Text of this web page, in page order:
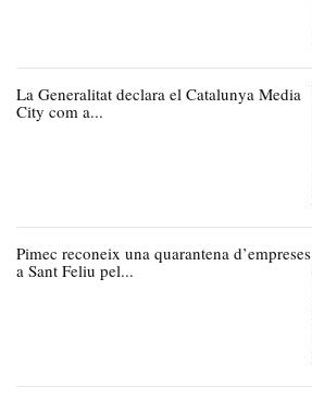
La Generalitat declara el Catalunya Media
City com a...
Pimec reconeix una quarantena d’empreses
a Sant Feliu pel...